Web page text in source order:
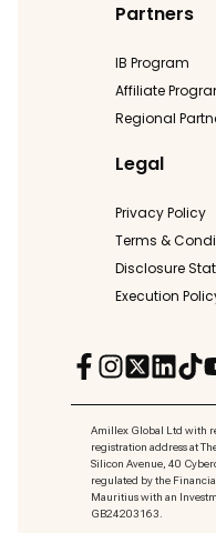
Partners
IB Program
Affiliate
Regional
Legal
Privacy Policy
Terms &
Disclosure
Execution
Amillex Global Ltd with
registration address at
Silicon Avenue, 40
regulated by the
Mauritius with an
GB24203163.